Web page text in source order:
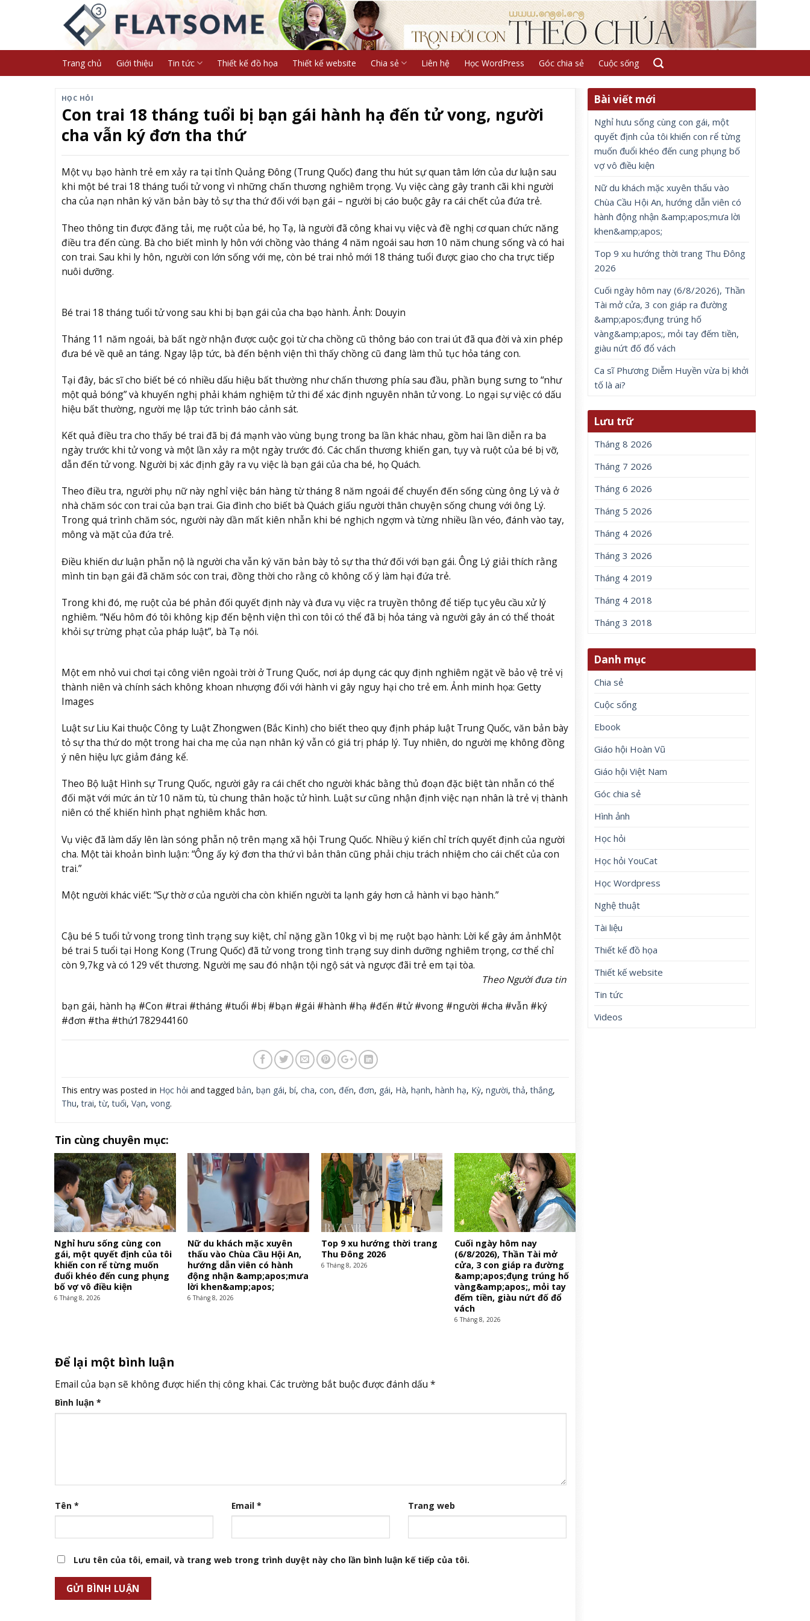
Trang chủ Giới thiệu Tin tức Thiết kế đồ họa Thiết kế website Chia sẻ Liên hệ Học WordPress Góc chia sẻ Cuộc sống
HỌC HỎI
Con trai 18 tháng tuổi bị bạn gái hành hạ đến tử vong, người
cha vẫn ký đơn tha thứ
Một vụ bạo hành trẻ em xảy ra tại tỉnh Quảng Đông (Trung Quốc) đang thu hút sự quan tâm lớn của dư luận sau
khi một bé trai 18 tháng tuổi tử vong vì những chấn thương nghiêm trọng. Vụ việc càng gây tranh cãi khi người
cha của nạn nhân ký văn bản bày tỏ sự tha thứ đối với bạn gái – người bị cáo buộc gây ra cái chết của đứa trẻ.
Theo thông tin được đăng tải, mẹ ruột của bé, họ Tạ, là người đã công khai vụ việc và đề nghị cơ quan chức năng
điều tra đến cùng. Bà cho biết mình ly hôn với chồng vào tháng 4 năm ngoái sau hơn 10 năm chung sống và có hai
con trai. Sau khi ly hôn, người con lớn sống với mẹ, còn bé trai nhỏ mới 18 tháng tuổi được giao cho cha trực tiếp
nuôi dưỡng.
Bé trai 18 tháng tuổi tử vong sau khi bị bạn gái của cha bạo hành. Ảnh: Douyin
Tháng 11 năm ngoái, bà bất ngờ nhận được cuộc gọi từ cha chồng cũ thông báo con trai út đã qua đời và xin phép
đưa bé về quê an táng. Ngay lập tức, bà đến bệnh viện thì thấy chồng cũ đang làm thủ tục hỏa táng con.
Tại đây, bác sĩ cho biết bé có nhiều dấu hiệu bất thường như chấn thương phía sau đầu, phần bụng sưng to “như
một quả bóng” và khuyến nghị phải khám nghiệm tử thi để xác định nguyên nhân tử vong. Lo ngại sự việc có dấu
hiệu bất thường, người mẹ lập tức trình báo cảnh sát.
Kết quả điều tra cho thấy bé trai đã bị đá mạnh vào vùng bụng trong ba lần khác nhau, gồm hai lần diễn ra ba
ngày trước khi tử vong và một lần xảy ra một ngày trước đó. Các chấn thương khiến gan, tụy và ruột của bé bị vỡ,
dẫn đến tử vong. Người bị xác định gây ra vụ việc là bạn gái của cha bé, họ Quách.
Theo điều tra, người phụ nữ này nghỉ việc bán hàng từ tháng 8 năm ngoái để chuyển đến sống cùng ông Lý và ở
nhà chăm sóc con trai của bạn trai. Gia đình cho biết bà Quách giấu người thân chuyện sống chung với ông Lý.
Trong quá trình chăm sóc, người này dần mất kiên nhẫn khi bé nghịch ngợm và từng nhiều lần véo, đánh vào tay,
mông và mặt của đứa trẻ.
Điều khiến dư luận phẫn nộ là người cha vẫn ký văn bản bày tỏ sự tha thứ đối với bạn gái. Ông Lý giải thích rằng
mình tin bạn gái đã chăm sóc con trai, đồng thời cho rằng cô không cố ý làm hại đứa trẻ.
Trong khi đó, mẹ ruột của bé phản đối quyết định này và đưa vụ việc ra truyền thông để tiếp tục yêu cầu xử lý
nghiêm. “Nếu hôm đó tôi không kịp đến bệnh viện thì con tôi có thể đã bị hỏa táng và người gây án có thể thoát
khỏi sự trừng phạt của pháp luật”, bà Tạ nói.
Một em nhỏ vui chơi tại công viên ngoài trời ở Trung Quốc, nơi áp dụng các quy định nghiêm ngặt về bảo vệ trẻ vị
thành niên và chính sách không khoan nhượng đối với hành vi gây nguy hại cho trẻ em. Ảnh minh họa: Getty
Images
Luật sư Liu Kai thuộc Công ty Luật Zhongwen (Bắc Kinh) cho biết theo quy định pháp luật Trung Quốc, văn bản bày
tỏ sự tha thứ do một trong hai cha mẹ của nạn nhân ký vẫn có giá trị pháp lý. Tuy nhiên, do người mẹ không đồng
ý nên hiệu lực giảm đáng kể.
Theo Bộ luật Hình sự Trung Quốc, người gây ra cái chết cho người khác bằng thủ đoạn đặc biệt tàn nhẫn có thể
đối mặt với mức án từ 10 năm tù, tù chung thân hoặc tử hình. Luật sư cũng nhận định việc nạn nhân là trẻ vị thành
niên có thể khiến hình phạt nghiêm khắc hơn.
Vụ việc đã làm dấy lên làn sóng phẫn nộ trên mạng xã hội Trung Quốc. Nhiều ý kiến chỉ trích quyết định của người
cha. Một tài khoản bình luận: “Ông ấy ký đơn tha thứ vì bản thân cũng phải chịu trách nhiệm cho cái chết của con
trai.”
Một người khác viết: “Sự thờ ơ của người cha còn khiến người ta lạnh gáy hơn cả hành vi bạo hành.”
Cậu bé 5 tuổi tử vong trong tình trạng suy kiệt, chỉ nặng gần 10kg vì bị mẹ ruột bạo hành: Lời kể gây ám ảnhMột
bé trai 5 tuổi tại Hong Kong (Trung Quốc) đã tử vong trong tình trạng suy dinh dưỡng nghiêm trọng, cơ thể chỉ
còn 9,7kg và có 129 vết thương. Người mẹ sau đó nhận tội ngộ sát và ngược đãi trẻ em tại tòa.
Theo Người đưa tin
bạn gái, hành hạ #Con #trai #tháng #tuổi #bị #bạn #gái #hành #hạ #đến #tử #vong #người #cha #vẫn #ký
#đơn #tha #thứ1782944160
This entry was posted in Học hỏi and tagged bản, bạn gái, bí, cha, con, đến, đơn, gái, Hà, hạnh, hành hạ, Kỳ, người,thả,thắng,
Thu,trai,từ,tuổi, Vạn, vong.
Tin cùng chuyên mục:
Nghỉ hưu sống cùng con
gái, một quyết định của tôi
khiến con rể từng muốn
đuổi khéo đến cung phụng
bố vợ vô điều kiện
6 Tháng 8, 2026
Nữ du khách mặc xuyên
thấu vào Chùa Cầu Hội An,
hướng dẫn viên có hành
động nhận &amp;apos;mưa
lời khen&amp;apos;
6 Tháng 8, 2026
Top 9 xu hướng thời trang
Thu Đông 2026
6 Tháng 8, 2026
Cuối ngày hôm nay
(6/8/2026), Thần Tài mở
cửa, 3 con giáp ra đường
&amp;apos;đụng trúng hố
vàng&amp;apos;, mỏi tay
đếm tiền, giàu nứt đố đổ
vách
6 Tháng 8, 2026
Để lại một bình luận
Email của bạn sẽ không được hiển thị công khai. Các trường bắt buộc được đánh dấu *
Bình luận *
Tên * Email * Trang web
Lưu tên của tôi, email, và trang web trong trình duyệt này cho lần bình luận kế tiếp của tôi.
Bài viết mới
Nghỉ hưu sống cùng con gái, một
quyết định của tôi khiến con rể từng
muốn đuổi khéo đến cung phụng bố
vợ vô điều kiện
Nữ du khách mặc xuyên thấu vào
Chùa Cầu Hội An, hướng dẫn viên có
hành động nhận &amp;apos;mưa lời
khen&amp;apos;
Top 9 xu hướng thời trang Thu Đông
2026
Cuối ngày hôm nay (6/8/2026), Thần
Tài mở cửa, 3 con giáp ra đường
&amp;apos;đụng trúng hố
vàng&amp;apos;, mỏi tay đếm tiền,
giàu nứt đố đổ vách
Ca sĩ Phương Diễm Huyền vừa bị khởi
tố là ai?
Lưu trữ
Tháng 8 2026
Tháng 7 2026
Tháng 6 2026
Tháng 5 2026
Tháng 4 2026
Tháng 3 2026
Tháng 4 2019
Tháng 4 2018
Tháng 3 2018
Danh mục
Chia sẻ
Cuộc sống
Ebook
Giáo hội Hoàn Vũ
Giáo hội Việt Nam
Góc chia sẻ
Hình ảnh
Học hỏi
Học hỏi YouCat
Học Wordpress
Nghệ thuật
Tài liệu
Thiết kế đồ họa
Thiết kế website
Tin tức
Videos